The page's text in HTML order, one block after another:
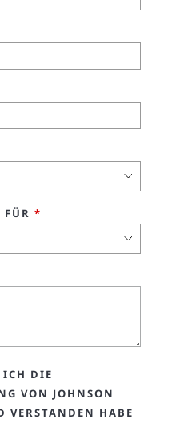
*
ICH DIE
VON JOHNSON
VERSTANDEN HABE